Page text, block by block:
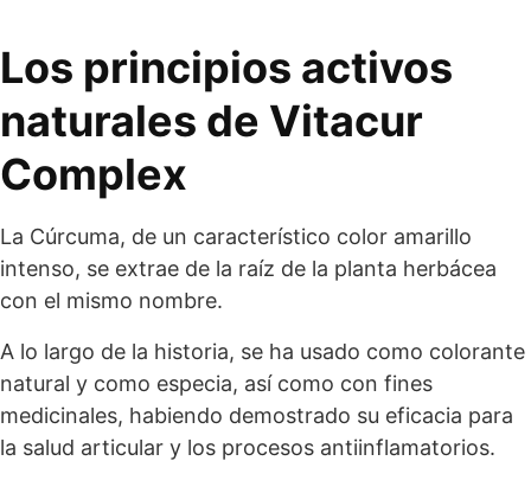
Los principios activos
naturales de Vitacur
Complex
La Cúrcuma, de un característico color amarillo
intenso, se extrae de la raíz de la planta herbácea
con el mismo nombre.
A lo largo de la historia, se ha usado como colorante
natural y como especia, así como con fines
medicinales, habiendo demostrado su eficacia para
la salud articular y los procesos antiinflamatorios.